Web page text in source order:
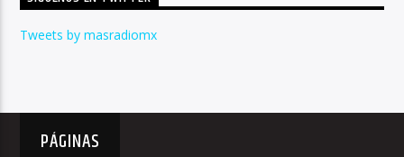
Tweets by masradiomx
PÁGINAS